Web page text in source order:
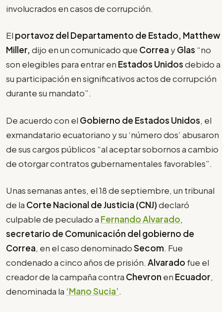
involucrados en casos de corrupción.
El portavoz del Departamento de Estado, Matthew
Miller, dijo en un comunicado que Correa yGlas “no
son elegibles para entrar en Estados Unidosdebido a
su participación en significativos actos de corrupción
durante su mandato”.
De acuerdo con el Gobierno de Estados Unidos, el
exmandatario ecuatoriano y su ‘número dos’ abusaron
de sus cargos públicos “al aceptar sobornos a cambio
de otorgar contratos gubernamentales favorables”.
Unas semanas antes, el 18 de septiembre, un tribunal
de la Corte Nacional de Justicia (CNJ)declaró
culpable de peculado a Fernando Alvarado,
secretario de Comunicación del gobierno de
Correa, en el caso denominadoSecom. Fue
condenado a cinco años de prisión. Alvarado fue el
creador de la campaña contra Chevron en Ecuador,
denominada la ‘Mano Sucia’.